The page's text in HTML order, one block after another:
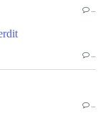
…
…
…